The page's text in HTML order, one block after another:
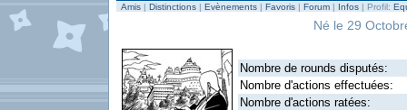
Amis | Distinctions | Evènements | Favoris | Forum | Infos | Profil:
Né le 29
Nombre de rounds disputés:
Nombre d'actions effectuées:
Nombre d'actions ratées: